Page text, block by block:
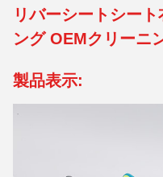
リバーシートシー
ング OEMクリーニ
製品表示: